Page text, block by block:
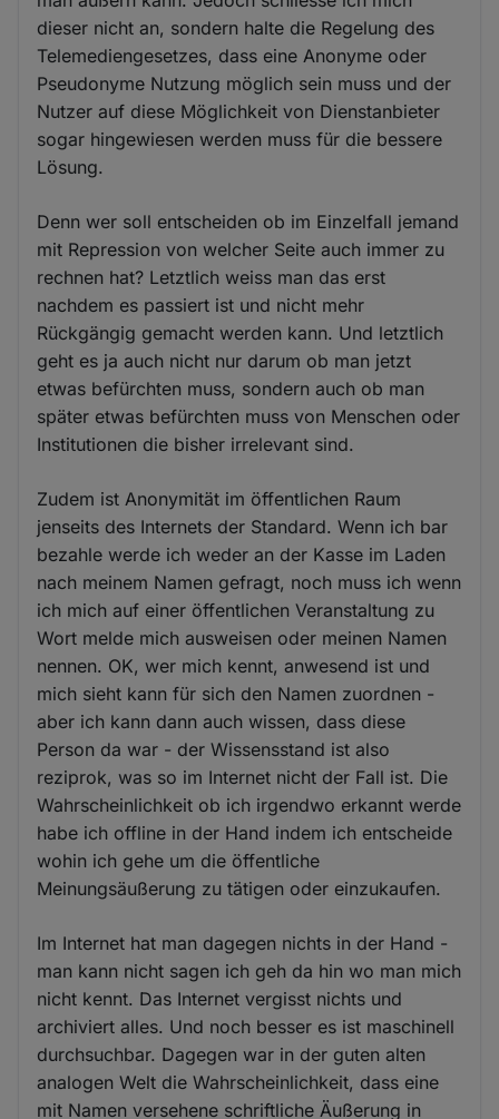
dieser nicht an, sondern halte die Regelung des
Telemediengesetzes, dass eine Anonyme oder
Pseudonyme Nutzung möglich sein muss und der
Nutzer auf diese Möglichkeit von Dienstanbieter
sogar hingewiesen werden muss für die bessere
Lösung.
Denn wer soll entscheiden ob im Einzelfall jemand
mit Repression von welcher Seite auch immer zu
rechnen hat? Letztlich weiss man das erst
nachdem es passiert ist und nicht mehr
Rückgängig gemacht werden kann. Und letztlich
geht es ja auch nicht nur darum ob man jetzt
etwas befürchten muss, sondern auch ob man
später etwas befürchten muss von Menschen oder
Institutionen die bisher irrelevant sind.
Zudem ist Anonymität im öffentlichen Raum
jenseits des Internets der Standard. Wenn ich bar
bezahle werde ich weder an der Kasse im Laden
nach meinem Namen gefragt, noch muss ich wenn
ich mich auf einer öffentlichen Veranstaltung zu
Wort melde mich ausweisen oder meinen Namen
nennen. OK, wer mich kennt, anwesend ist und
mich sieht kann für sich den Namen zuordnen -
aber ich kann dann auch wissen, dass diese
Person da war - der Wissensstand ist also
reziprok, was so im Internet nicht der Fall ist. Die
Wahrscheinlichkeit ob ich irgendwo erkannt werde
habe ich offline in der Hand indem ich entscheide
wohin ich gehe um die öffentliche
Meinungsäußerung zu tätigen oder einzukaufen.
Im Internet hat man dagegen nichts in der Hand -
man kann nicht sagen ich geh da hin wo man mich
nicht kennt. Das Internet vergisst nichts und
archiviert alles. Und noch besser es ist maschinell
durchsuchbar. Dagegen war in der guten alten
analogen Welt die Wahrscheinlichkeit, dass eine
mit Namen versehene schriftliche Äußerung in